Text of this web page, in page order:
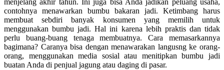
menjelang akhir tahun. Ini juga bisa Anda jadikan peluang usaha,
contohnya menawarkan bumbu bakaran jadi. Ketimbang harus
membuat sebdiri banyak konsumen yang memilih untuk
menggunakan bumbu jadi. Hal ini karena lebih praktis dan tidak
perlu buang-buang tenaga membuatnya. Cara memasarkannya
bagimana? Caranya bisa dengan menawarakan langusng ke orang-
orang, menggunakan media sosial atau menitipkan bumbu jadi
buatan Anda di penjual jagung atau daging di pasar.